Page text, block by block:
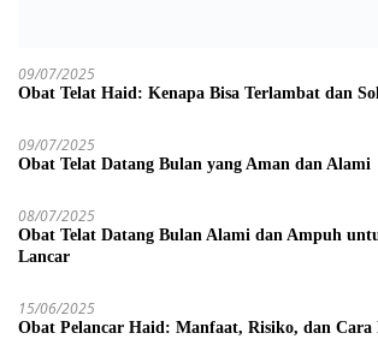
09/07/2025
Obat Telat Haid: Kenapa Bisa Terlambat dan
09/07/2025
Obat Telat Datang Bulan yang Aman dan Alami
08/07/2025
Obat Telat Datang Bulan Alami dan Ampuh
Lancar
15/06/2025
Obat Pelancar Haid: Manfaat, Risiko, dan Cara